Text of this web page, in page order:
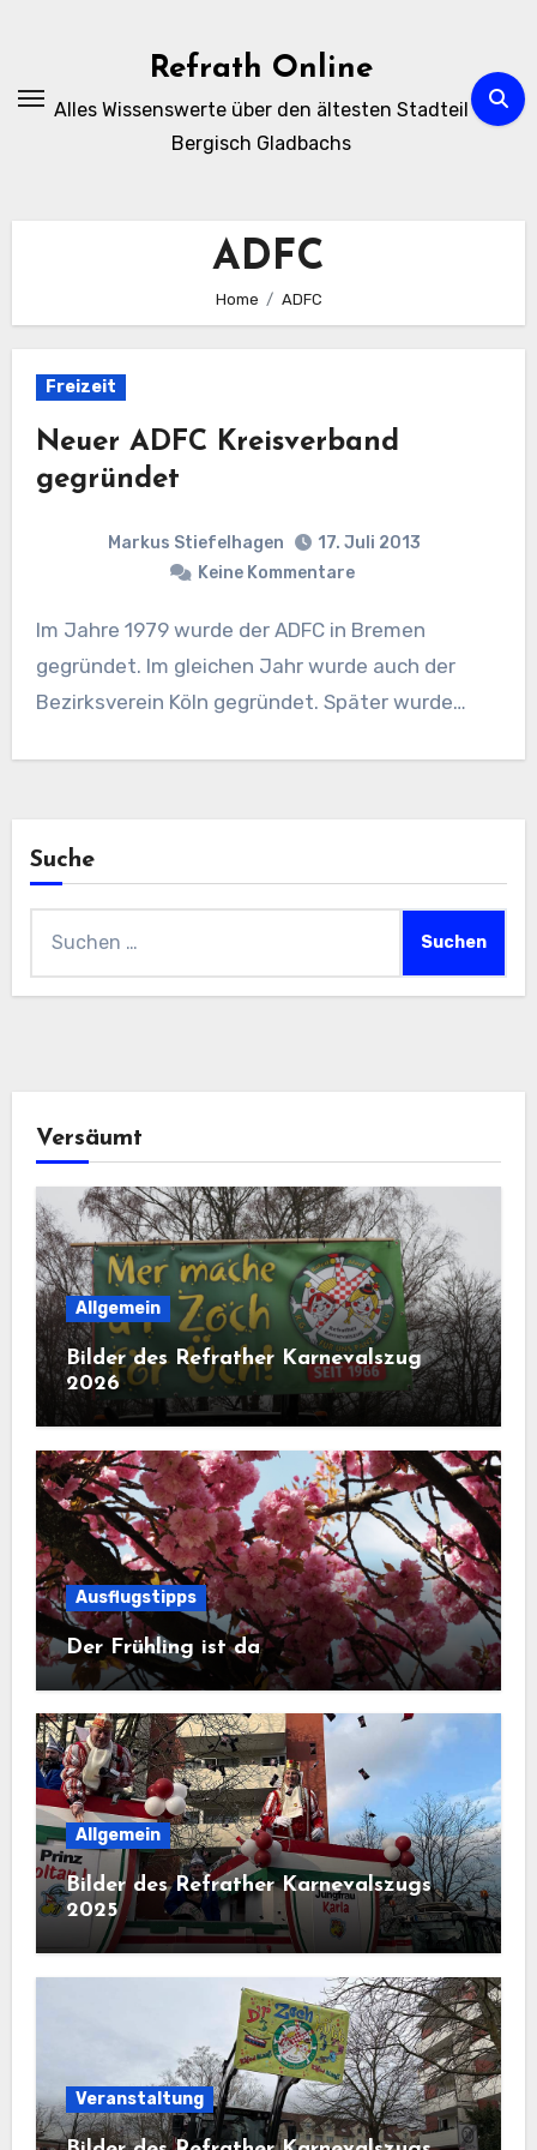
Refrath Online
Alles Wissenswerte über den ältesten Stadteil
Bergisch Gladbachs
ADFC
Home ADFC
Freizeit
Neuer ADFC Kreisverband
gegründet
Markus Stiefelhagen
17. Juli 2013
Keine Kommentare
Im Jahre 1979 wurde der ADFC in Bremen
gegründet. Im gleichen Jahr wurde auch der
Bezirksverein Köln gegründet. Später wurde…
Suche
nach:
Versäumt
Allgemein
Bilder des Refrather Karnevalszug
2026
Ausflugstipps
Der Frühling ist da
Allgemein
Bilder des Refrather Karnevalszugs
2025
Veranstaltung